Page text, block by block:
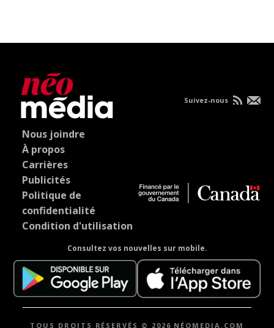
Nous joindre
À propos
Carrières
Publicités
Politique de
confidentialité
Condition d'utilisation
Consultez vos nouvelles sur mobile.
Suivez-nous
TOUS DROITS RÉSERVÉS © 2026 NÉOMEDIA.COM